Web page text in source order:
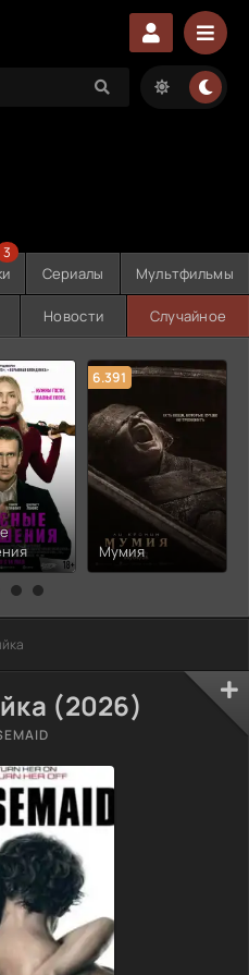
3
Сериалы Мультфильмы
Новости Случайное
6.391
Мумия
(2026)